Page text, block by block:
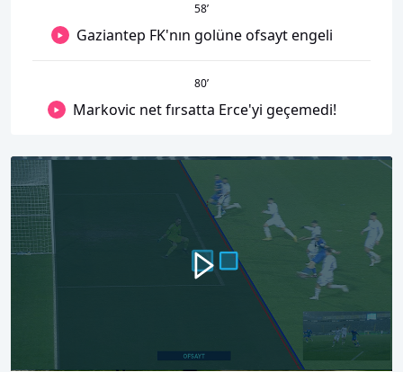
58’
Gaziantep FK'nın golüne ofsayt engeli
80’
Markovic net fırsatta Erce'yi geçemedi!
03:18